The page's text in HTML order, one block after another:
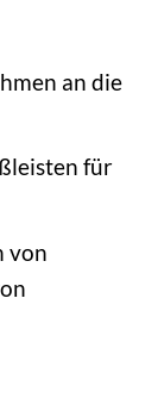
an die
für
von